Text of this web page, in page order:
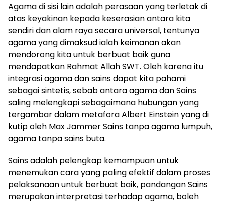
Agama di sisi lain adalah perasaan yang terletak di
atas keyakinan kepada keserasian antara kita
sendiri dan alam raya secara universal, tentunya
agama yang dimaksud ialah keimanan akan
mendorong kita untuk berbuat baik guna
mendapatkan Rahmat Allah SWT. Oleh karena itu
integrasi agama dan sains dapat kita pahami
sebagai sintetis, sebab antara agama dan Sains
saling melengkapi sebagaimana hubungan yang
tergambar dalam metafora Albert Einstein yang di
kutip oleh Max Jammer Sains tanpa agama lumpuh,
agama tanpa sains buta.
Sains adalah pelengkap kemampuan untuk
menemukan cara yang paling efektif dalam proses
pelaksanaan untuk berbuat baik, pandangan Sains
merupakan interpretasi terhadap agama, boleh